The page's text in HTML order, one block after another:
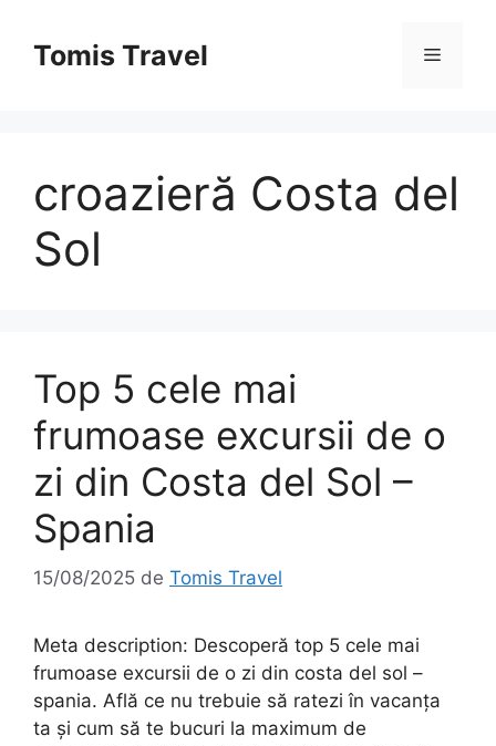
conținutTomis Travel Meniu
croazieră Costa del
Sol
Top 5 cele mai
frumoase excursii de o
zi din Costa del Sol –
Spania
15/08/2025 de Tomis Travel
Meta description: Descoperă top 5 cele mai
frumoase excursii de o zi din costa del sol –
spania. Află ce nu trebuie să ratezi în vacanța
ta și cum să te bucuri la maximum de